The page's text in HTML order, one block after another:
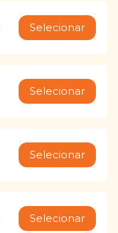
Selecionar
Selecionar
Selecionar
Selecionar